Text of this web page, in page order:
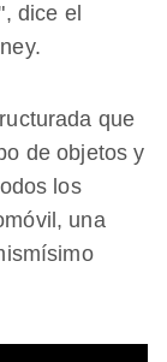
dice el
que
de objetos y
los
una